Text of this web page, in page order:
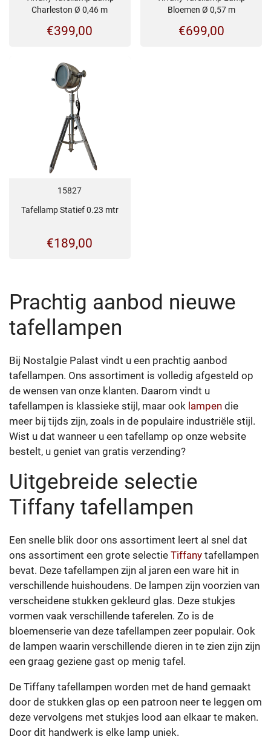
Charleston Ø 0,46 m
€399,00
Bloemen Ø 0,57 m
€699,00
15827
Tafellamp Statief 0.23 mtr
€189,00
Prachtig aanbod nieuwe
tafellampen
Bij Nostalgie Palast vindt u een prachtig aanbod
tafellampen. Ons assortiment is volledig afgesteld op
de wensen van onze klanten. Daarom vindt u
tafellampen is klassieke stijl, maar ook lampen die
meer bij tijds zijn, zoals in de populaire industriële stijl.
Wist u dat wanneer u een tafellamp op onze website
bestelt, u geniet van gratis verzending?
Uitgebreide selectie
Tiffany tafellampen
Een snelle blik door ons assortiment leert al snel dat
ons assortiment een grote selectie Tiffany tafellampen
bevat. Deze tafellampen zijn al jaren een ware hit in
verschillende huishoudens. De lampen zijn voorzien van
verscheidene stukken gekleurd glas. Deze stukjes
vormen vaak verschillende taferelen. Zo is de
bloemenserie van deze tafellampen zeer populair. Ook
de lampen waarin verschillende dieren in te zien zijn zijn
een graag geziene gast op menig tafel.
De Tiffany tafellampen worden met de hand gemaakt
door de stukken glas op een patroon neer te leggen om
deze vervolgens met stukjes lood aan elkaar te maken.
Door dit handwerk is elke lamp uniek.